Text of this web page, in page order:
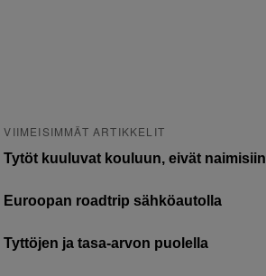
VIIMEISIMMÄT ARTIKKELIT
Tytöt kuuluvat kouluun, eivät naimisiin
Euroopan roadtrip sähköautolla
Tyttöjen ja tasa-arvon puolella